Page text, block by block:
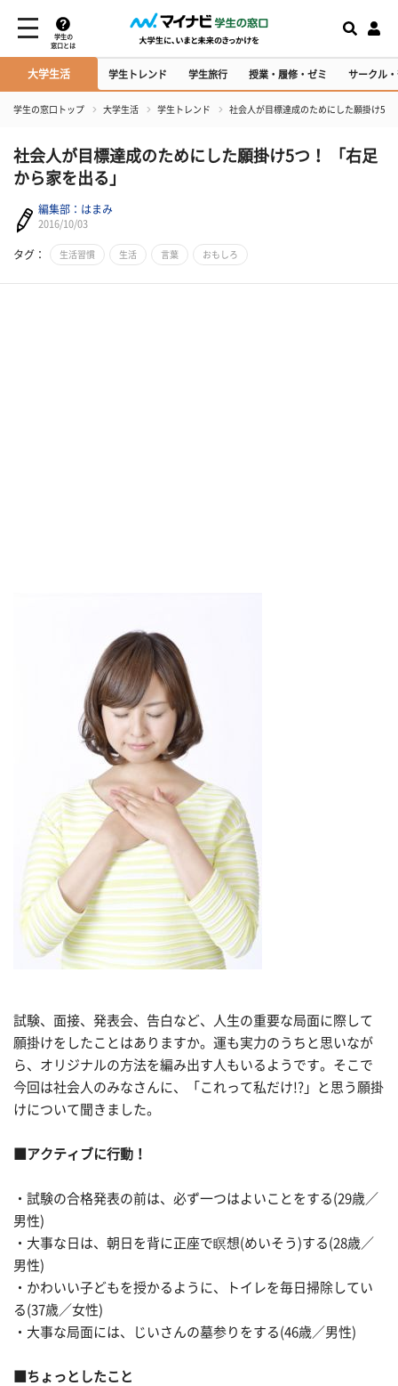
学生の
窓口とは
大学生活 学生トレンド 学生旅行 授業・履修・ゼミ サークル
学生の窓口トップ 大学生活 学生トレンド 社会人が目標達成のためにした願掛け5つ
社会人が目標達成のためにした願掛け5つ！ 「右足
から家を出る」
編集部：はまみ
2016/10/03
タグ： 生活習慣 生活 言葉 おもしろ
試験、面接、発表会、告白など、人生の重要な局面に際して
願掛けをしたことはありますか。運も実力のうちと思いなが
ら、オリジナルの方法を編み出す人もいるようです。そこで
今回は社会人のみなさんに、「これって私だけ!?」と思う願掛
けについて聞きました。
■アクティブに行動！
・試験の合格発表の前は、必ず一つはよいことをする(29歳／
男性)
・大事な日は、朝日を背に正座で瞑想(めいそう)する(28歳／
男性)
・かわいい子どもを授かるように、トイレを毎日掃除してい
る(37歳／女性)
・大事な局面には、じいさんの墓参りをする(46歳／男性)
■ちょっとしたこと